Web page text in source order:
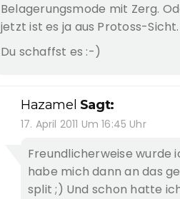
Belagerungsmode mit Zerg.
jetzt ist es ja aus Protoss-Sicht.
Du schaffst es :-)
Hazamel Sagt:
17. April 2011 Um 16:45 Uhr
Freundlicherweise wurde
habe mich dann an das
split ;) Und schon hatte